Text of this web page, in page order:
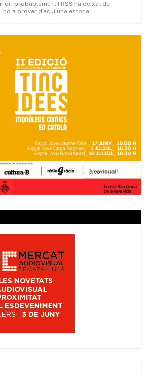
probablement l'RSS ha deixat de
ho a provar d'aquí una estona.